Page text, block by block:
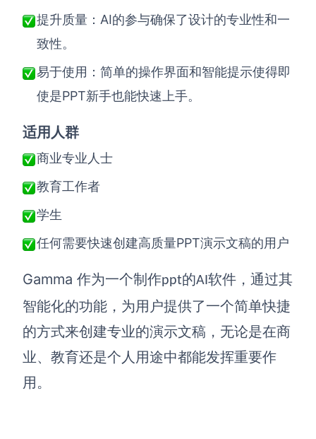
提升质量： AI的参与确保了设计的专业性和一
致性。
易于使用：简单的操作界面和智能提示使得即
使是PPT新手也能快速上手。
适用人群
商业专业人士
教育工作者
学生
任何需要快速创建高质量PPT演示文稿的用户
Gamma 作为一个制作ppt的AI软件 ，通过其
智能化的功能，为用户提供了一个简单快捷
的方式来创建专业的演示文稿，无论是在商
业、教育还是个人用途中都能发挥重要作
用。